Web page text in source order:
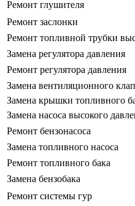
Ремонт глушителя
Ремонт заслонки
Ремонт топливной трубки
Замена регулятора давления
Ремонт регулятора давления
Замена вентиляционного
Замена крышки топливного
Замена насоса высокого
Ремонт бензонасоса
Замена топливного насоса
Ремонт топливного бака
Замена бензобака
Ремонт системы гур